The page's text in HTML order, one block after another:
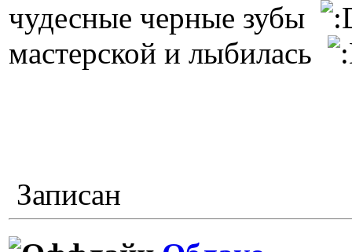
чудесные черные зубы
мастерской и лыбилась
Записан